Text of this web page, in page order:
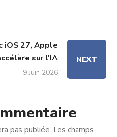
iOS 27, Apple
sur l'IA
9 Juin 2026
NEXT
pas publiée. Les champs